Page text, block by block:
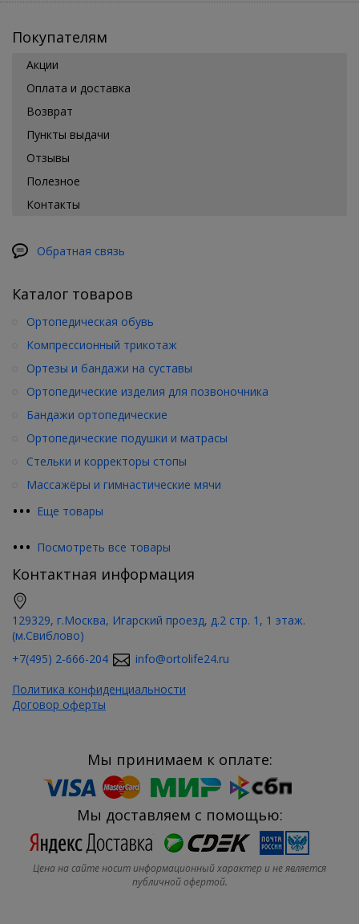
Покупателям
Акции
Оплата и доставка
Возврат
Пункты выдачи
Отзывы
Полезное
Контакты
Обратная связь
Каталог товаров
••• Еще товары
Ортопедическая обувь
Компрессионный трикотаж
Ортезы и бандажи на суставы
Ортопедические изделия для позвоночника
Бандажи ортопедические
Ортопедические подушки и матрасы
Стельки и корректоры стопы
Массажёры и гимнастические мячи
••• Посмотреть все товары
Контактная информация
129329, г.Москва, Игарский проезд, д.2 стр. 1, 1 этаж.
(м.Свиблово)
+7(495) 2-666-204
info@ortolife24.ru
Политика конфиденциальности
Договор оферты
Мы принимаем к оплате:
Мы доставляем с помощью:
Цена на сайте носит информационный характер и не является
публичной офертой.